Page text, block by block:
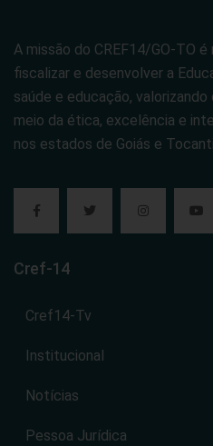
A missão do CREF14/GO-TO é
fiscalizar e desenvolver a
saúde e educação,
meio da ética, excelência e
nos estados de Goiás e
Cref-14
Cref14-Tv
Institucional
Notícias
Pessoa Jurídica